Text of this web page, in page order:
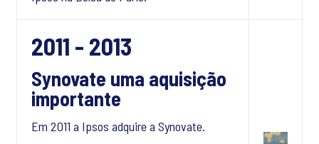
2011 - 2013
Synovate uma aquisição
importante
Em 2011 a Ipsos adquire a Synovate.